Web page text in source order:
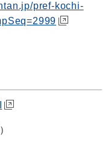
pref-kochi-